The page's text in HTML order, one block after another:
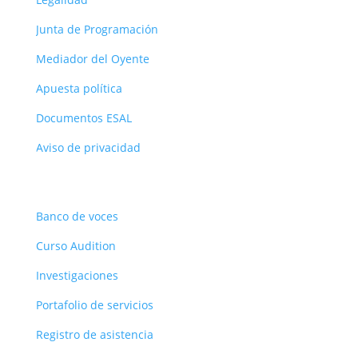
Junta de Programación
Mediador del Oyente
Apuesta política
Documentos ESAL
Aviso de privacidad
Banco de voces
Curso Audition
Investigaciones
Portafolio de servicios
Registro de asistencia